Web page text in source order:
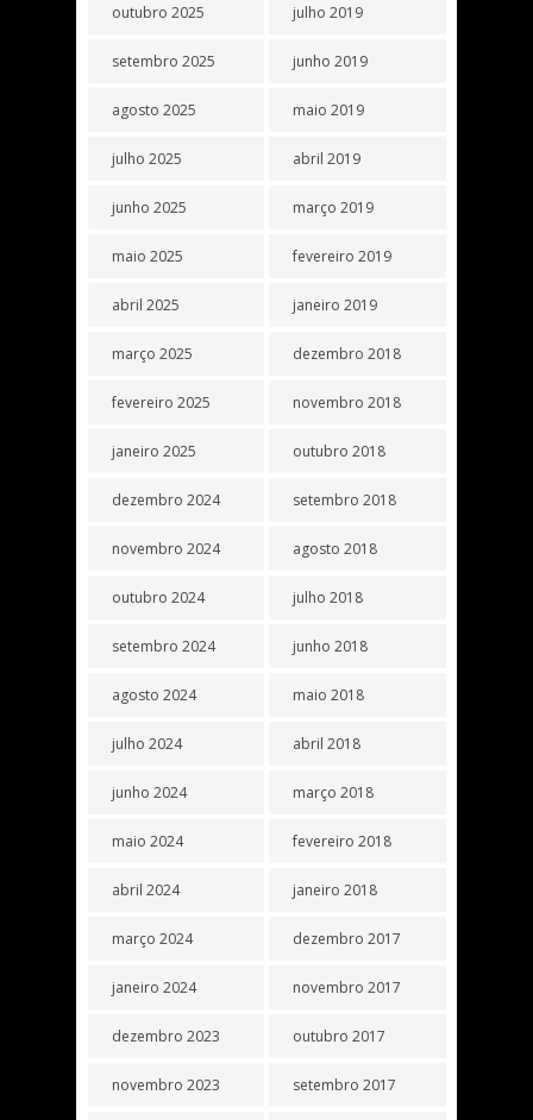
outubro 2025
setembro 2025
agosto 2025
julho 2025
junho 2025
maio 2025
abril 2025
março 2025
fevereiro 2025
janeiro 2025
dezembro 2024
novembro 2024
outubro 2024
setembro 2024
agosto 2024
julho 2024
junho 2024
maio 2024
abril 2024
março 2024
janeiro 2024
dezembro 2023
novembro 2023
julho 2019
junho 2019
maio 2019
abril 2019
março 2019
fevereiro 2019
janeiro 2019
dezembro 2018
novembro 2018
outubro 2018
setembro 2018
agosto 2018
julho 2018
junho 2018
maio 2018
abril 2018
março 2018
fevereiro 2018
janeiro 2018
dezembro 2017
novembro 2017
outubro 2017
setembro 2017